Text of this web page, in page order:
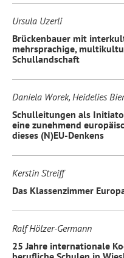
Ursula Uzerli
Brückenbauer mit
mehrsprachige,
Schullandschaft
Daniela Worek, Heidelies
Schulleitungen als
eine zunehmend
dieses (N)EU-Denkens
Kerstin Streiff
Das Klassenzimmer
Ralf Hölzer-Germann
25 Jahre internationale